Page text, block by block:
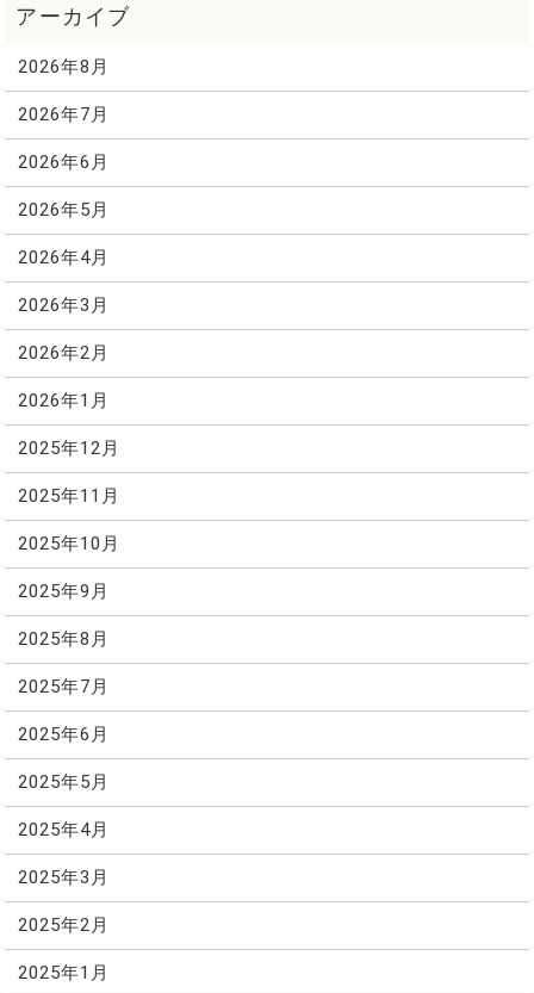
2026年8月
2026年7月
2026年6月
2026年5月
2026年4月
2026年3月
2026年2月
2026年1月
2025年12月
2025年11月
2025年10月
2025年9月
2025年8月
2025年7月
2025年6月
2025年5月
2025年4月
2025年3月
2025年2月
2025年1月